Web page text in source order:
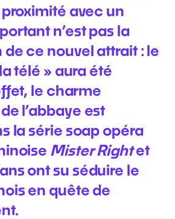
avec un
n’est pas la
de ce nouvel attrait : le
télé » aura été
le charme
l’abbaye est
la série soap opéra
Mister Rightet
ont su séduire le
en quête de